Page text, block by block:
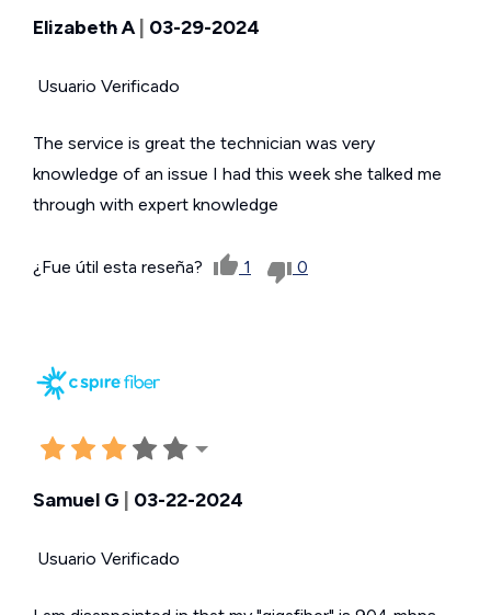
Elizabeth A| 03-29-2024
Usuario Verificado
The service is great the technician was very
knowledge of an issue I had this week she talked me
through with expert knowledge
¿Fue útil esta reseña? 1 0
Samuel G | 03-22-2024
Usuario Verificado